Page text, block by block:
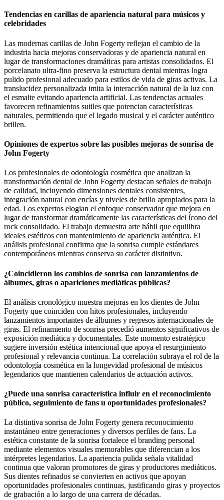
Tendencias en carillas de apariencia natural para músicos y
celebridades
Las modernas carillas de John Fogerty reflejan el cambio de la
industria hacia mejoras conservadoras y de apariencia natural en
lugar de transformaciones dramáticas para artistas consolidados. El
porcelanato ultra-fino preserva la estructura dental mientras logra
pulido profesional adecuado para estilos de vida de giras activas. La
translucidez personalizada imita la interacción natural de la luz con
el esmalte evitando apariencia artificial. Las tendencias actuales
favorecen refinamientos sutiles que potencian características
naturales, permitiendo que el legado musical y el carácter auténtico
brillen.
Opiniones de expertos sobre las posibles mejoras de sonrisa de
John Fogerty
Los profesionales de odontología cosmética que analizan la
transformación dental de John Fogerty destacan señales de trabajo
de calidad, incluyendo dimensiones dentales consistentes,
integración natural con encías y niveles de brillo apropiados para la
edad. Los expertos elogian el enfoque conservador que mejora en
lugar de transformar dramáticamente las características del ícono del
rock consolidado. El trabajo demuestra arte hábil que equilibra
ideales estéticos con mantenimiento de apariencia auténtica. El
análisis profesional confirma que la sonrisa cumple estándares
contemporáneos mientras conserva su carácter distintivo.
¿Coincidieron los cambios de sonrisa con lanzamientos de
álbumes, giras o apariciones mediáticas públicas?
El análisis cronológico muestra mejoras en los dientes de John
Fogerty que coinciden con hitos profesionales, incluyendo
lanzamientos importantes de álbumes y regresos internacionales de
giras. El refinamiento de sonrisa precedió aumentos significativos de
exposición mediática y documentales. Este momento estratégico
sugiere inversión estética intencional que apoya el resurgimiento
profesional y relevancia continua. La correlación subraya el rol de la
odontología cosmética en la longevidad profesional de músicos
legendarios que mantienen calendarios de actuación activos.
¿Puede una sonrisa característica influir en el reconocimiento
público, seguimiento de fans u oportunidades profesionales?
La distintiva sonrisa de John Fogerty genera reconocimiento
instantáneo entre generaciones y diversos perfiles de fans. La
estética constante de la sonrisa fortalece el branding personal
mediante elementos visuales memorables que diferencian a los
intérpretes legendarios. La apariencia pulida señala vitalidad
continua que valoran promotores de giras y productores mediáticos.
Sus dientes refinados se convierten en activos que apoyan
oportunidades profesionales continuas, justificando giras y proyectos
de grabación a lo largo de una carrera de décadas.